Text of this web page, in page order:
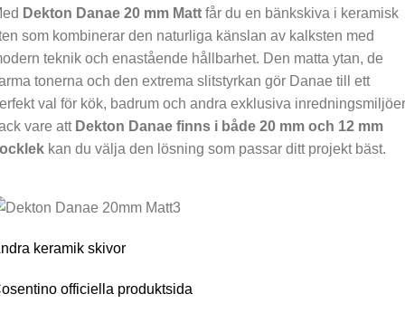
Dekton Danae 20 mm Matt får du en bänkskiva i keramisk
som kombinerar den naturliga känslan av kalksten med
teknik och enastående hållbarhet. Den matta ytan, de
tonerna och den extrema slitstyrkan gör Danae till ett
val för kök, badrum och andra exklusiva
vare att Dekton Danae finns i både 20 mm och 12 mm
kan du välja den lösning som passar ditt projekt bäst.
keramik skivor
officiella produktsida